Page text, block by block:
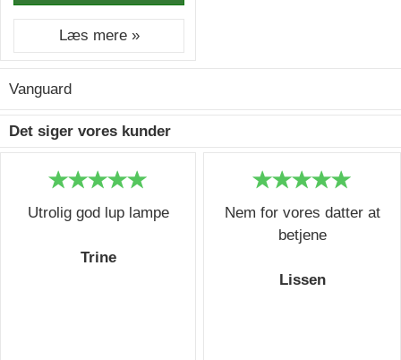
Læs mere »
Vanguard
Det siger vores kunder
Utrolig god lup lampe
Trine
Nem for vores datter at
betjene
Lissen